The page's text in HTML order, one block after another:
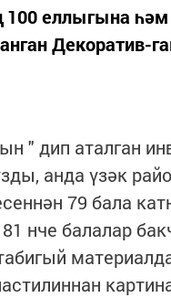
еллыгына
Декоратив-
" дип аталган
анда үзәк
79 бала
нче балалар